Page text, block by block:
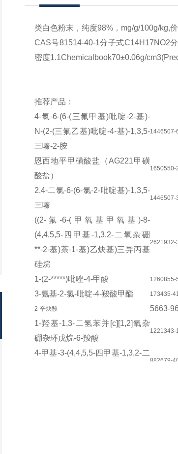
类白色粉末，纯度98%，mg/g/100g/kg,
CAS号81514-40-1分子式C14H17NO2
密度1.1Chemicalbook70±0.06g/
推荐产品：
4-氯-6-(6-(三氟甲基)吡啶-2-基)-
N-(2-(三氟乙基)吡啶-4-基)-1,3,5-
三嗪-2-胺
1446507-
恩西地平甲磺酸盐（AG221甲磺
酸盐）
1650550-
2,4-二氯-6-(6-氯-2-吡啶基)-1,3,5-
三嗪
1446507-
((2-氟 -6-(甲氧基甲氧基 )-8-
(4,4,5,5-四甲基 -1,3,2-二氧杂硼
**-2-基)萘-1-基)乙炔基)三异丙基
硅烷
2621932-
1-(2-*****)吡唑-4-甲酸 1260855-
3-氨基-2-氯-吡啶-4-羧酸甲酯 173435-
2-辛炔酸
5663-
1-羟基-1,3- 二氢苯并 [c][1,2]氧杂
硼杂环戊烷-6-羧酸
1221343-
4-甲基-3-(4,4,5,5-四甲基-1,3,2-二
882679-